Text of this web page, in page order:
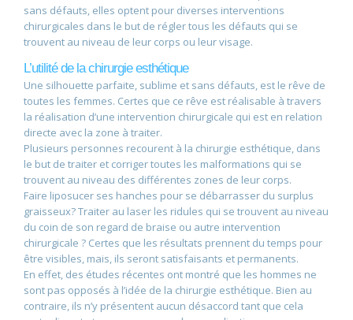
sans défauts, elles optent pour diverses interventions
chirurgicales dans le but de régler tous les défauts qui se
trouvent au niveau de leur corps ou leur visage.
L’utilité de la chirurgie esthétique
Une silhouette parfaite, sublime et sans défauts, est le rêve de
toutes les femmes. Certes que ce rêve est réalisable à travers
la réalisation d’une intervention chirurgicale qui est en relation
directe avec la zone à traiter.
Plusieurs personnes recourent à la chirurgie esthétique, dans
le but de traiter et corriger toutes les malformations qui se
trouvent au niveau des différentes zones de leur corps.
Faire liposucer ses hanches pour se débarrasser du surplus
graisseux? Traiter au laser les ridules qui se trouvent au niveau
du coin de son regard de braise ou autre intervention
chirurgicale ? Certes que les résultats prennent du temps pour
être visibles, mais, ils seront satisfaisants et permanents.
En effet, des études récentes ont montré que les hommes ne
sont pas opposés à l’idée de la chirurgie esthétique. Bien au
contraire, ils n’y présentent aucun désaccord tant que cela